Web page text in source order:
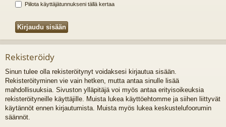
Piilota käyttäjätunnukseni tällä kertaa
Rekisteröidy
Sinun tulee olla rekisteröitynyt voidaksesi kirjautua sisään.
Rekisteröityminen vie vain hetken, mutta antaa sinulle lisää
mahdollisuuksia. Sivuston ylläpitäjä voi myös antaa erityisoikeuksia
rekisteröityneille käyttäjille. Muista lukea käyttöehtomme ja siihen liittyvät
käytännöt ennen kirjautumista. Muista myös lukea keskustelufoorumin
säännöt.